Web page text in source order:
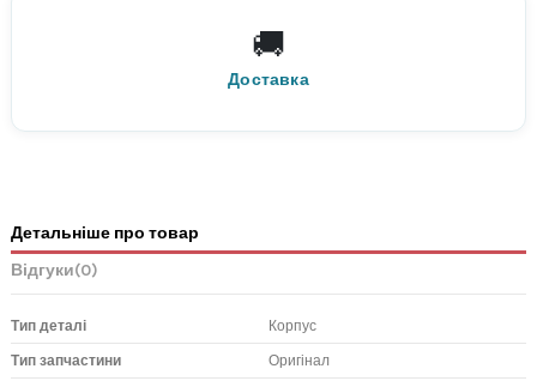
🚚
Доставка
По всій Україні
Нова Пошта
Детальніше про товар
Відгуки(0)
Тип деталі Корпус
Тип запчастини Оригінал